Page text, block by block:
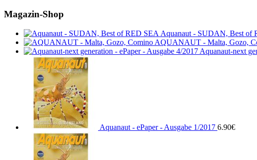
Magazin-Shop
Aquanaut - SUDAN, Best of
AQUANAUT - Malta, Gozo,
Aquanaut-next
Aquanaut - ePaper - Ausgabe 1/2017 6.90€